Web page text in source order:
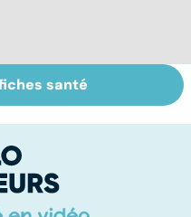
Un rhume, ça se
?
santé